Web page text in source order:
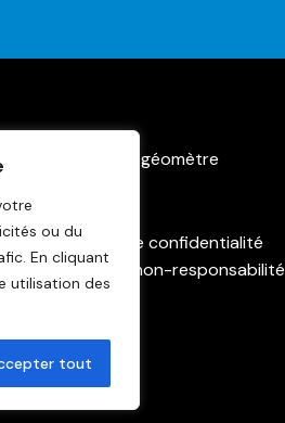
ou du
En cliquant
utilisation des
tout
Trouver un géomètre
Politique de confidentialité
Clause de non-responsabilité
reserved